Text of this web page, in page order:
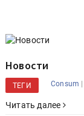
Новости
ТЕГИ Consum |
Читать далее